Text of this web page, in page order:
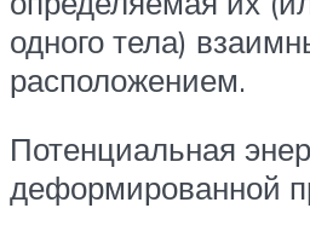
одного тела)
расположением.
Потенциальная
деформированной